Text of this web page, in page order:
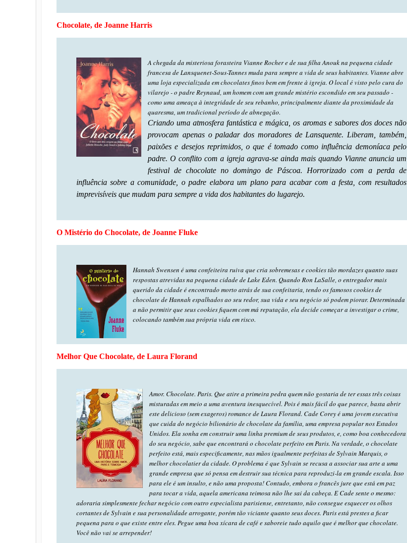
Chocolate, de Joanne Harris
A chegada da misteriosa forasteira Vianne Rocher e de sua filha Anouk na pequena cidade
francesa de Lansquenet-Sous-Tannes muda para sempre a vida de seus habitantes. Vianne abre
uma loja especializada em chocolates finos bem em frente à igreja. O local é visto pelo cura do
vilarejo - o padre Reynaud, um homem com um grande mistério escondido em seu passado -
como uma ameaça à integridade de seu rebanho, principalmente diante da proximidade da
quaresma, um tradicional período de abnegação.
Criando uma atmosfera fantástica e mágica, os aromas e sabores dos doces não
provocam apenas o paladar dos moradores de Lansquente. Liberam, também,
paixões e desejos reprimidos, o que é tomado como influência demoníaca pelo
padre. O conflito com a igreja agrava-se ainda mais quando Vianne anuncia um
festival de chocolate no domingo de Páscoa. Horrorizado com a perda de
influência sobre a comunidade, o padre elabora um plano para acabar com a festa, com resultados
imprevisíveis que mudam para sempre a vida dos habitantes do lugarejo.
O Mistério do Chocolate, de Joanne Fluke
Hannah Swensen é uma confeiteira ruiva que cria sobremesas e cookies tão mordazes quanto suas
respostas atrevidas na pequena cidade de Lake Eden. Quando Ron LaSalle, o entregador mais
querido da cidade é encontrado morto atrás de sua confeitaria, tendo os famosos cookies de
chocolate de Hannah espalhados ao seu redor, sua vida e seu negócio só podem piorar. Determinada
a não permitir que seus cookies fiquem com má reputação, ela decide começar a investigar o crime,
colocando também sua própria vida em risco.
Melhor Que Chocolate, de Laura Florand
Amor. Chocolate. Paris. Que atire a primeira pedra quem não gostaria de ter essas três coisas
misturadas em meio a uma aventura inesquecível. Pois é mais fácil do que parece, basta abrir
este delicioso (sem exageros) romance de Laura Florand. Cade Corey é uma jovem executiva
que cuida do negócio bilionário de chocolate da família, uma empresa popular nos Estados
Unidos. Ela sonha em construir uma linha premium de seus produtos, e, como boa conhecedora
do seu negócio, sabe que encontrará o chocolate perfeito em Paris. Na verdade, o chocolate
perfeito está, mais especificamente, nas mãos igualmente perfeitas de Sylvain Marquis, o
melhor chocolatier da cidade. O problema é que Sylvain se recusa a associar sua arte a uma
grande empresa que só pensa em destruir sua técnica para reproduzi-la em grande escala. Isso
para ele é um insulto, e não uma proposta! Contudo, embora o francês jure que está em paz
para tocar a vida, aquela americana teimosa não lhe sai da cabeça. E Cade sente o mesmo:
adoraria simplesmente fechar negócio com outro especialista parisiense, entretanto, não consegue esquecer os olhos
cortantes de Sylvain e sua personalidade arrogante, porém tão viciante quanto seus doces. Paris está prestes a ficar
pequena para o que existe entre eles. Pegue uma boa xícara de café e saboreie tudo aquilo que é melhor que chocolate.
Você não vai se arrepender!